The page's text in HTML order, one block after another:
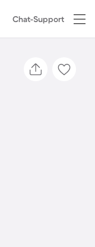
Chat-Support